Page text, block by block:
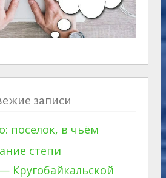
записи
поселок, в чьём
степи
Кругобайкальской